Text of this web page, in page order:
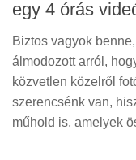
egy 4 órás
Biztos vagyok
álmodozott arról,
közvetlen közelről
szerencsénk van,
műhold is, amelyek